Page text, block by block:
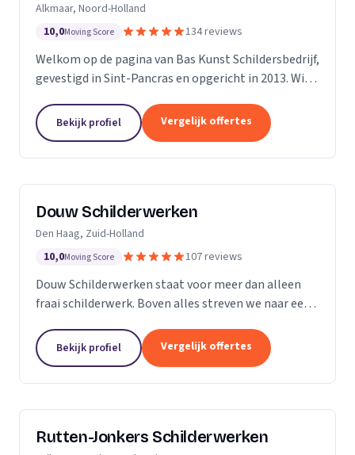
Alkmaar, Noord-Holland
10,0Moving Score 134 reviews
Welkom op de pagina van Bas Kunst Schildersbedrijf,
gevestigd in Sint-Pancras en opgericht in 2013. Wij
ook regelmatig leerlingen op. Met...
Bekijk profiel Vergelijk offertes
Douw Schilderwerken
Den Haag, Zuid-Holland
10,0Moving Score 107 reviews
Douw Schilderwerken staat voor meer dan alleen
fraai schilderwerk. Boven alles streven we naar een
kostenbesparend voor u als klant. Bovendien kunt u
rekenen op...
Bekijk profiel Vergelijk offertes
Rutten-Jonkers Schilderwerken